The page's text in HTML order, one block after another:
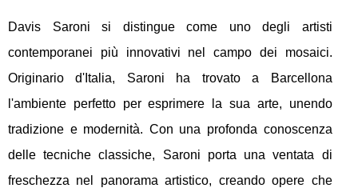
Davis Saroni si distingue come uno degli artisti
contemporanei più innovativi nel campo dei mosaici.
Originario d'Italia, Saroni ha trovato a Barcellona
l'ambiente perfetto per esprimere la sua arte, unendo
tradizione e modernità. Con una profonda conoscenza
delle tecniche classiche, Saroni porta una ventata di
freschezza nel panorama artistico, creando opere che